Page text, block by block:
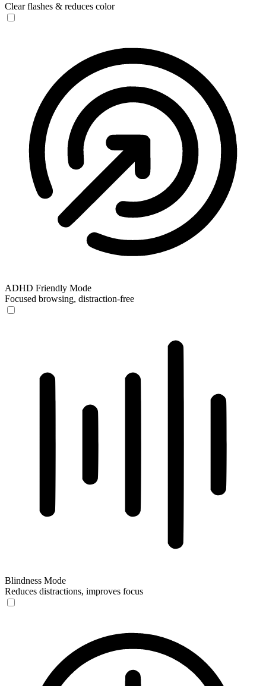
Clear flashes & reduces color
ADHD Friendly Mode
Focused browsing, distraction-free
Blindness Mode
Reduces distractions, improves focus